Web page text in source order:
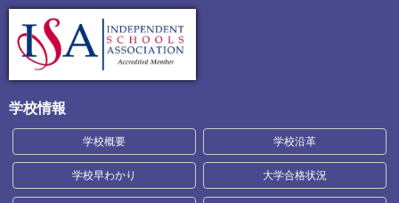
学校情報
学校概要 学校沿革
学校早わかり 大学合格状況